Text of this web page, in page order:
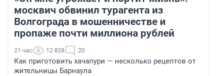
москвич обвинил турагента из
Волгограда в мошенничестве и
пропаже почти миллиона рублей
21 час 12 828 20
Как приготовить хачапури — несколько рецептов от
жительницы Барнаула